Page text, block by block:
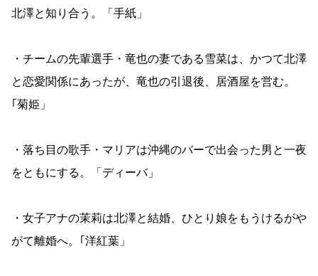
北澤と知り合う。「手紙」
・チームの先輩選手・竜也の妻である雪菜は、かつて北澤
と恋愛関係にあったが、竜也の引退後、居酒屋を営む。
｢菊姫」
・落ち目の歌手・マリアは沖縄のバーで出会った男と一夜
をともにする。「ディーバ」
・女子アナの茉莉は北澤と結婚、ひとり娘をもうけるがや
がて離婚へ。｢洋紅葉」